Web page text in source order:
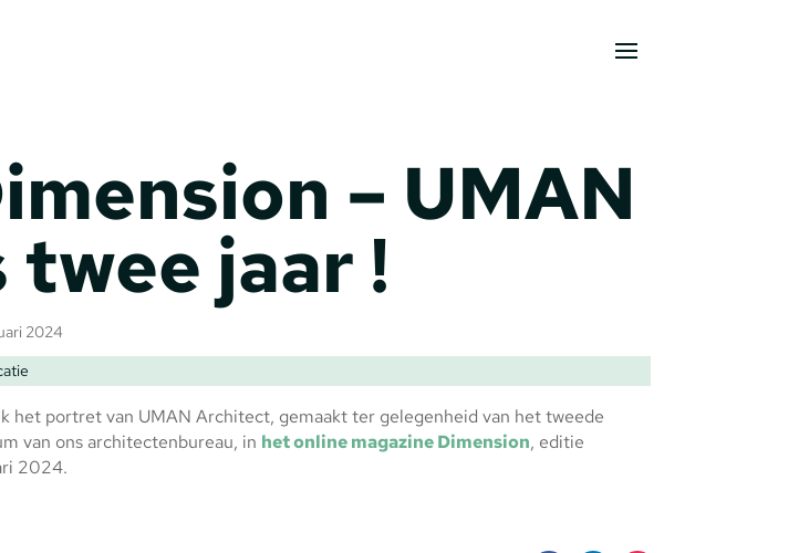
– UMAN
twee jaar !
2024
het portret van UMAN Architect, gemaakt ter gelegenheid van het tweede
van ons architectenbureau, in het online magazine Dimension, editie
2024.